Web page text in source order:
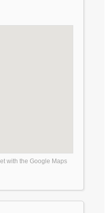
with the Google Maps